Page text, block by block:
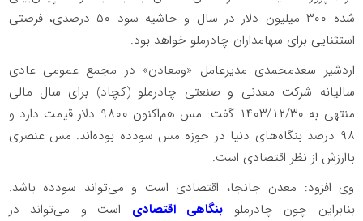
شده ۳۰۰ میلیون دلار در سال و حاشیه سود ۵۰ درصدی، فرصتی
استثنایی برای سهامداران چادرملو خواهد بود.
اردشیر سعدمحمدی مدیرعامل «ومعادن» در مجمع عمومی عادی
سالیانه شرکت معدنی و صنعتی چادرملو (کچاد) برای سال مالی
منتهی به ۱۴۰۳/۱۲/۳۰ گفت: مس هم‌اکنون ۹۸۰۰ دلار قیمت دارد و
۹۸ درصد بنگاه‌های دنیا در حوزه مس سودده بوده‌اند. مس عنصری
باارزش از نظر اقتصادی است.
وی افزود: معدن جانجا، اقتصادی است و می‌تواند سودده باشد.
بنابراین چون چادرملو بنگاهی اقتصادی است و می‌تواند در